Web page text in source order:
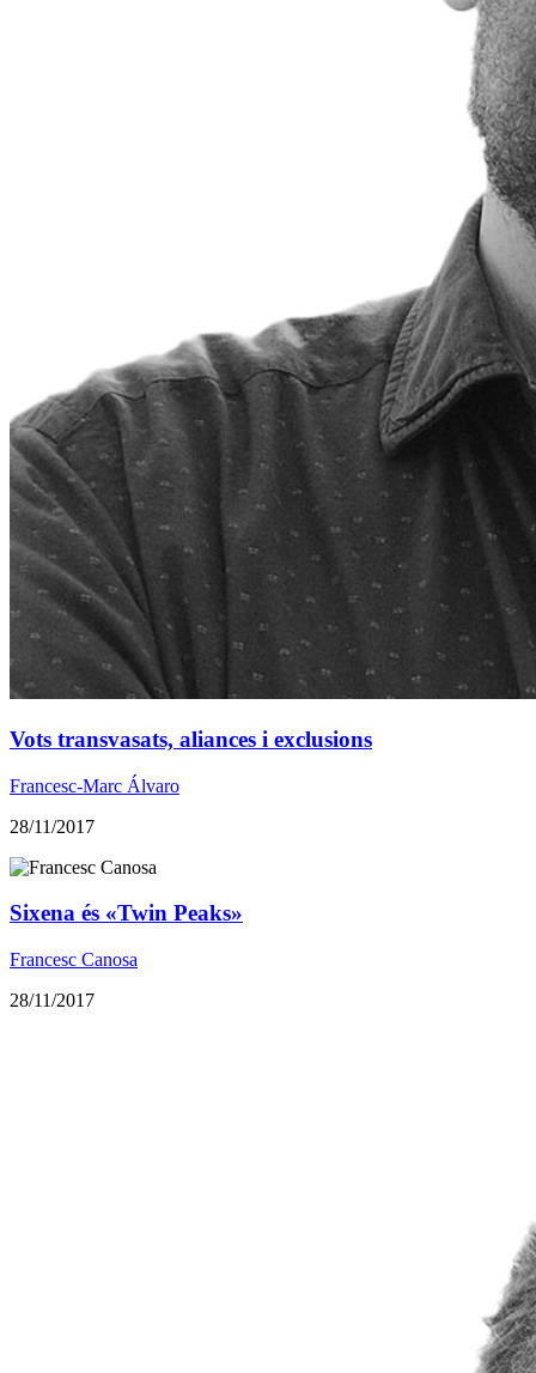
Vots transvasats, aliances i exclusions
Francesc-Marc Álvaro
28/11/2017
Sixena és «Twin Peaks»
Francesc Canosa
28/11/2017